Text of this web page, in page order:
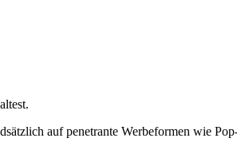
auf penetrante Werbeformen wie